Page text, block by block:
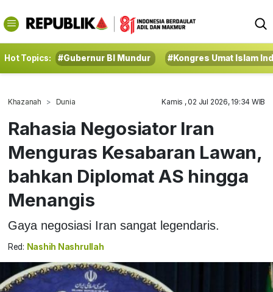
Hot Topics: #Gubernur BI Mundur #Kongres Umat Islam
Khazanah Dunia Kamis , 02 Jul 2026, 19:34 WIB
Rahasia Negosiator Iran
Menguras Kesabaran Lawan,
bahkan Diplomat AS hingga
Menangis
Gaya negosiasi Iran sangat legendaris.
Red: Nashih Nashrullah